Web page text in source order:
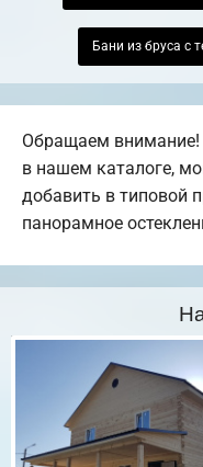
Бани из бруса с
Обращаем
в нашем каталоге,
добавить в типовой
панорамное